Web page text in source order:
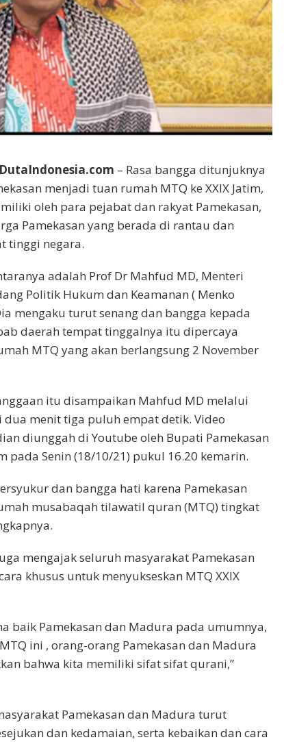
– Rasa bangga ditunjuknya
menjadi tuan rumah MTQ ke XXIX Jatim,
oleh para pejabat dan rakyat Pamekasan,
Pamekasan yang berada di rantau dan
tinggi negara.
adalah Prof Dr Mahfud MD, Menteri
Politik Hukum dan Keamanan ( Menko
mengaku turut senang dan bangga kepada
daerah tempat tinggalnya itu dipercaya
MTQ yang akan berlangsung 2 November
itu disampaikan Mahfud MD melalui
dua menit tiga puluh empat detik. Video
diunggah di Youtube oleh Bupati Pamekasan
pada Senin (18/10/21) pukul 16.20 kemarin.
dan bangga hati karena Pamekasan
musabaqah tilawatil quran (MTQ) tingkat
mengajak seluruh masyarakat Pamekasan
khusus untuk menyukseskan MTQ XXIX
baik Pamekasan dan Madura pada umumnya,
ini , orang-orang Pamekasan dan Madura
bahwa kita memiliki sifat sifat qurani,”
Pamekasan dan Madura turut
dan kedamaian, serta kebaikan dan cara